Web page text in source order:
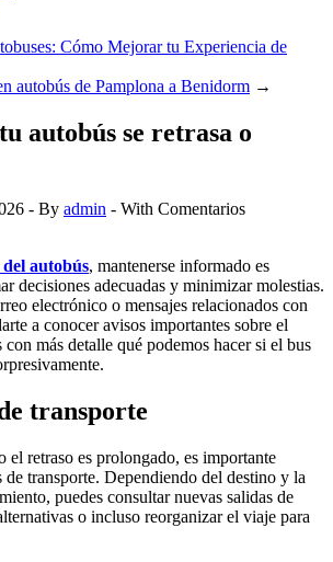
Cómo Mejorar tu Experiencia de
autobús de Pamplona a Benidorm →
autobús se retrasa o
- By admin - With Comentarios
autobús, mantenerse informado es
decisiones adecuadas y minimizar molestias.
electrónico o mensajes relacionados con
a conocer avisos importantes sobre el
más detalle qué podemos hacer si el bus
transporte
el retraso es prolongado, es importante
de transporte. Dependiendo del destino y la
puedes consultar nuevas salidas de
o incluso reorganizar el viaje para